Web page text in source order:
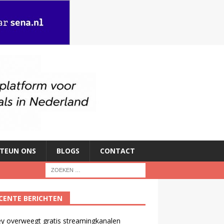
ONS BLOGS CONTACT
BERICHTEN
overweegt gratis streamingkanalen